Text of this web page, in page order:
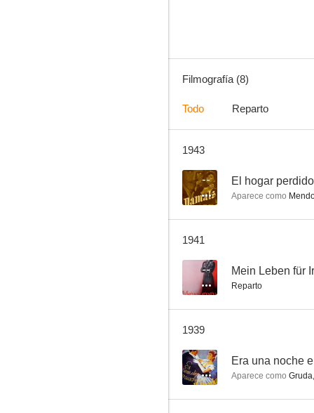
Der Tiger von Eschnapur
Filmografía (8)
Todo Reparto
1943
-- El hogar perdido
Aparece como
1941
-- Mein Leben für
Reparto
1939
-- Era una noche
Aparece como